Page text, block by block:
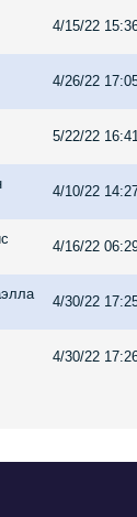
4/15/22
4/26/22
5/22/22
4/10/22
4/16/22
4/30/22
4/30/22